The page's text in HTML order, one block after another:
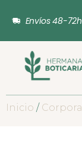
Envíos 48-72h
Inicio / Corporal